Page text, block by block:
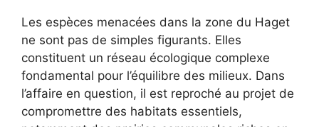
Les espèces menacées dans la zone du Haget
ne sont pas de simples figurants. Elles
constituent un réseau écologique complexe
fondamental pour l’équilibre des milieux. Dans
l’affaire en question, il est reproché au projet de
compromettre des habitats essentiels,